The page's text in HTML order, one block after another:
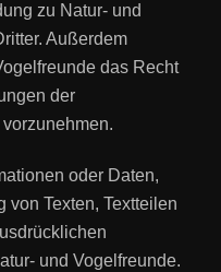
zu Natur- und
Außerdem
das Recht
der
oder Daten,
von Texten, Textteilen
und Vogelfreunde.